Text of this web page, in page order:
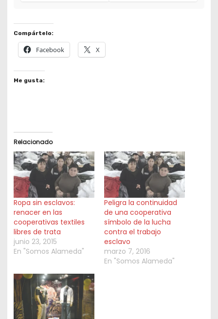
Compártelo:
Facebook X
Me gusta:
Relacionado
Ropa sin esclavos:
renacer en las
cooperativas textiles
libres de trata
junio 23, 2015
En "Somos Alameda"
Peligra la continuidad
de una cooperativa
símbolo de la lucha
contra el trabajo
esclavo
marzo 7, 2016
En "Somos Alameda"